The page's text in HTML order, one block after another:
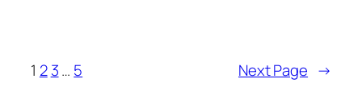
1 2 3… 5 Next Page →